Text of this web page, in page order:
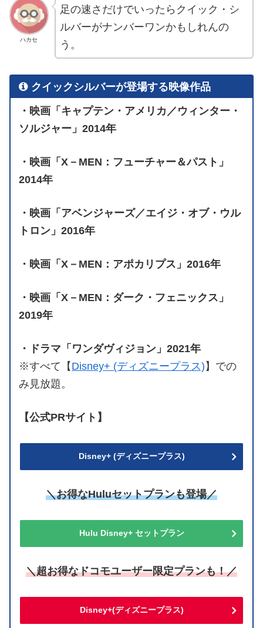
ハカセ
足の速さだけでいったらクイック・シ
ルバーがナンバーワンかもしれんの
う。
クイックシルバーが登場する映像作品
・映画「キャプテン・アメリカ／ウィンター・
ソルジャー」2014年
・映画「X－MEN：フューチャー＆パスト」
2014年
・映画「アベンジャーズ／エイジ・オブ・ウル
トロン」2016年
・映画「X－MEN：アポカリプス」2016年
・映画「X－MEN：ダーク・フェニックス」
2019年
・ドラマ「ワンダヴィジョン」2021年
※すべて【 Disney+ (ディズニープラス) 】での
み見放題。
【公式PRサイト】
Disney+ (ディズニープラス)
＼お得なHuluセットプランも登場／
Hulu Disney+ セットプラン
＼超お得なドコモユーザー限定プランも！／
Disney+(ディズニープラス)